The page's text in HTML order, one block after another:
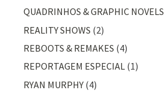
QUADRINHOS & GRAPHIC NOVELS
REALITY SHOWS (2)
REBOOTS & REMAKES (4)
REPORTAGEM ESPECIAL (1)
RYAN MURPHY (4)